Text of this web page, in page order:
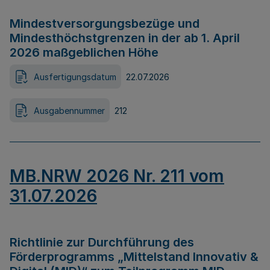
Mindestversorgungsbezüge und
Mindesthöchstgrenzen in der ab 1. April
2026 maßgeblichen Höhe
Ausfertigungsdatum 22.07.2026
Ausgabennummer 212
MB.NRW 2026 Nr. 211 vom
31.07.2026
Richtlinie zur Durchführung des
Förderprogramms „Mittelstand Innovativ &